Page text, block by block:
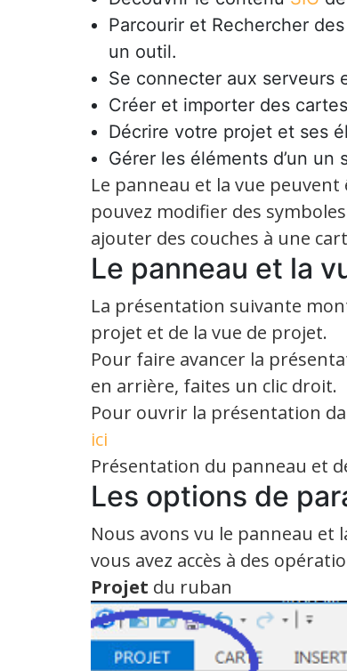
Parcourir et Rechercher
un outil.
Se connecter aux serveurs
Créer et importer des
Décrire votre projet et ses
Gérer les éléments d’un un
Le panneau et la vue
pouvez modifier des
ajouter des couches à une
Le panneau et la
La présentation suivante
projet et de la vue de projet.
Pour faire avancer la
en arrière, faites un clic droit.
Pour ouvrir la présentation
ici
Présentation du panneau et
Les options de
Nous avons vu le panneau et
vous avez accès à des
Projet du ruban